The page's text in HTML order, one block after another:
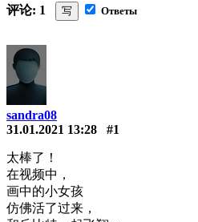
评论: 1 写 Ответы
sandra08
31.01.2021 13:28
#1
太棒了！
在视频中，
画中的小女孩
仿佛活了过来，